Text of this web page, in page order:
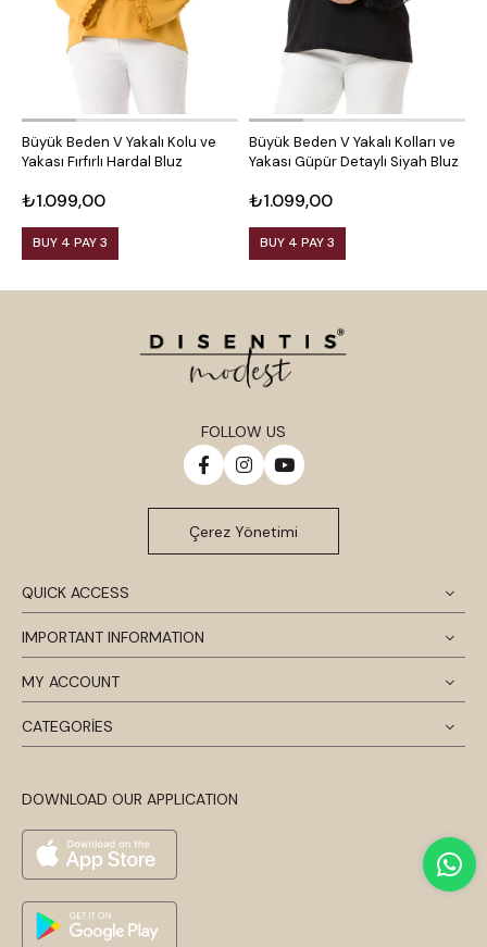
Büyük Beden V Yakalı Kolu ve
Yakası Fırfırlı Hardal Bluz
₺1.099,00
BUY 4 PAY 3
Büyük Beden V Yakalı Kolları ve
Yakası Güpür Detaylı Siyah Bluz
₺1.099,00
BUY 4 PAY 3
QUICK ACCESS
IMPORTANT INFORMATION
MY ACCOUNT
CATEGORİES
DOWNLOAD OUR APPLICATION
FOLLOW US
Çerez Yönetimi